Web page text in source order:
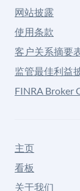
网站披露
使用条款
客户关系摘要
监管最佳利益
FINRA Broker
主页
看板
关于我们